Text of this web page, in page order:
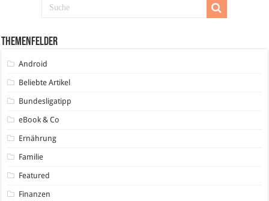
Themenfelder
Android
Beliebte Artikel
Bundesligatipp
eBook & Co
Ernährung
Familie
Featured
Finanzen